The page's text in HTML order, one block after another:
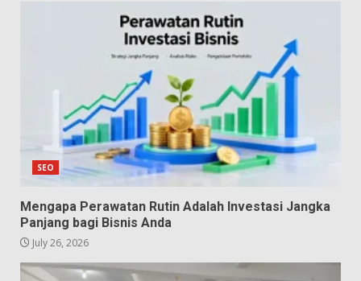
SEO
Mengapa Perawatan Rutin Adalah Investasi Jangka
Panjang bagi Bisnis Anda
July 26, 2026